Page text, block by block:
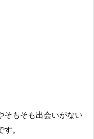
そもそも出会いがない
。